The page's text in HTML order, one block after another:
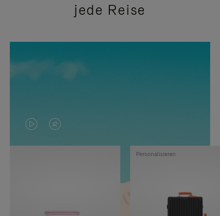
jede Reise
DAS
VIDEO
VIDEO
IST
Personalisieren